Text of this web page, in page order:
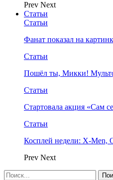
Prev Next
Статьи
Статьи
Фанат показал на
Статьи
Пошёл ты, Микки!
Статьи
Стартовала акция «Сам
Статьи
Косплей недели: X-Men,
Prev Next